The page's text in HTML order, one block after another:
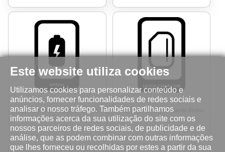
Este website utiliza cookies
Utilizamos cookies para personalizar conteúdo e
anúncios, fornecer funcionalidades de redes sociais e
analisar o nosso tráfego. Também partilhamos
informações acerca da sua utilização do site com os
nossos parceiros de redes sociais, de publicidade e de
análise, que as podem combinar com outras informações
que lhes forneceu ou recolhidas por estes a partir da sua
Reparação bateria Xiaomi Redmi 6
Reparação leitor SIM Xiaomi Redmi
6